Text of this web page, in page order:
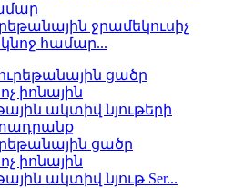
ջրամեկուսիչ
համար...
ցածր
իոնային
ակտիվ նյութ Ser...